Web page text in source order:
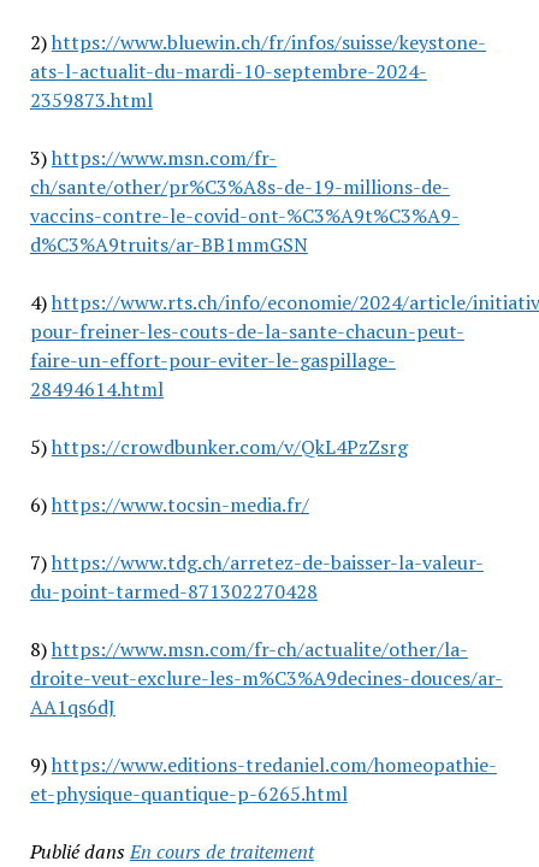
2)https://www.bluewin.ch/fr/infos/suisse/keystone-
ats-l-actualit-du-mardi-10-septembre-2024-
2359873.html
3)https://www.msn.com/fr-
ch/sante/other/pr%C3%A8s-de-19-millions-de-
vaccins-contre-le-covid-ont-%C3%A9t%C3%A9-
d%C3%A9truits/ar-BB1mmGSN
4)https://www.rts.ch/info/economie/2024/article/
pour-freiner-les-couts-de-la-sante-chacun-peut-
faire-un-effort-pour-eviter-le-gaspillage-
28494614.html
5)https://crowdbunker.com/v/QkL4PzZsrg
6)https://www.tocsin-media.fr/
7)https://www.tdg.ch/arretez-de-baisser-la-valeur-
du-point-tarmed-871302270428
8)https://www.msn.com/fr-ch/actualite/other/la-
droite-veut-exclure-les-m%C3%A9decines-douces/ar-
AA1qs6dJ
9)https://www.editions-tredaniel.com/homeopathie-
et-physique-quantique-p-6265.html
Publié dansEn cours de traitement